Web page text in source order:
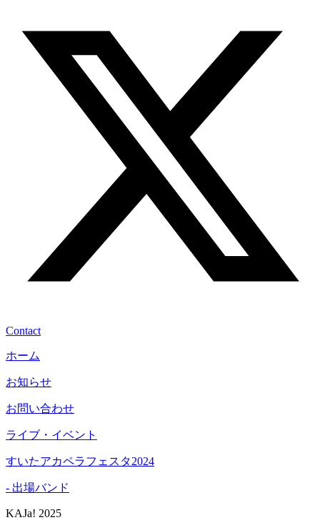
Contact
ホーム
お知らせ
お問い合わせ
ライブ・イベント
すいたアカペラフェスタ2024
- 出場バンド
KAJa! 2025